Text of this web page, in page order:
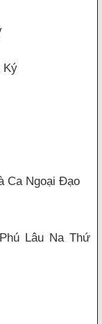
Ký
Ca Ngoại Đạo
Lâu Na Thứ